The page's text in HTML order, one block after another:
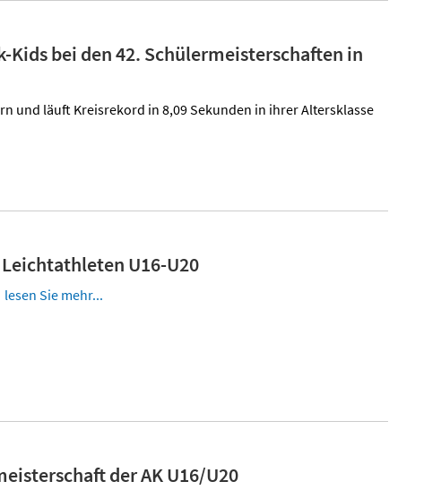
bei den 42. Schülermeisterschaften in
und läuft Kreisrekord in 8,09 Sekunden in ihrer Altersklasse
U16-U20
lesen Sie mehr...
der AK U16/U20